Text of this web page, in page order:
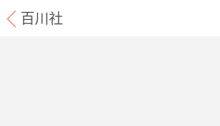
百川社